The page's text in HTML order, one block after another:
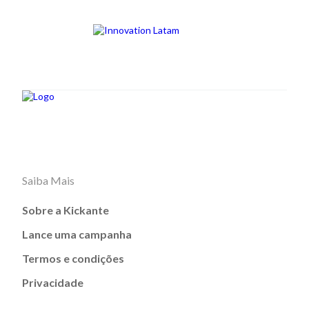
Saiba Mais
Sobre a Kickante
Lance uma campanha
Termos e condições
Privacidade